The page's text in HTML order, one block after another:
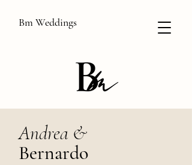
Bm Weddings
Andrea &
Bernardo